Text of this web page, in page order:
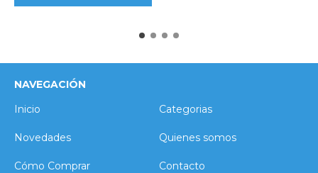
NAVEGACIÓN
Inicio
Categorias
Novedades Quienes somos
Cómo Comprar Contacto